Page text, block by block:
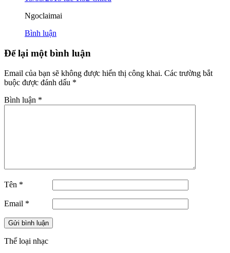
Ngoclaimai
Bình luận
Để lại một bình luận
Email của bạn sẽ không được hiển thị công khai. Các trường bắt
buộc được đánh dấu *
Bình luận *
Tên *
Email *
Thế loại nhạc